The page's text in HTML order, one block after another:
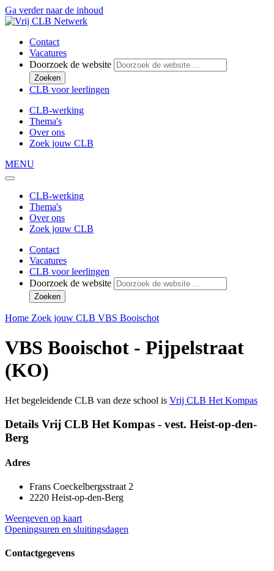
Ga verder naar de inhoud
Contact
Vacatures
Doorzoek de website
Zoeken
CLB voor leerlingen
CLB-werking
Thema's
Over ons
Zoek jouw CLB
MENU
CLB-werking
Thema's
Over ons
Zoek jouw CLB
Contact
Vacatures
CLB voor leerlingen
Doorzoek de website
Zoeken
Home Zoek jouw CLB VBS Booischot
VBS Booischot - Pijpelstraat
(KO)
Het begeleidende CLB van deze school is Vrij CLB Het Kompas
Details Vrij CLB Het Kompas - vest. Heist-op-den-
Berg
Adres
Frans Coeckelbergsstraat 2
2220 Heist-op-den-Berg
Weergeven op kaart
Openingsuren en sluitingsdagen
Contactgegevens